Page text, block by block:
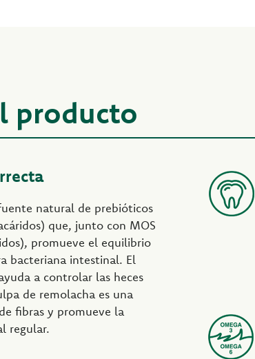
producto
natural de prebióticos
que, junto con MOS
promueve el equilibrio
bacteriana intestinal. El
a controlar las heces
de remolacha es una
fibras y promueve la
regular.